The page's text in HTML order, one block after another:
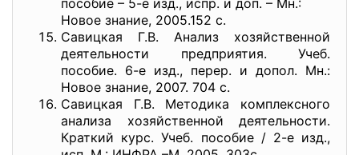
пособие – 5-е изд., испр. и доп. – Мн.:
Новое знание, 2005.152 с.
Савицкая Г.В. Анализ хозяйственной
деятельности предприятия. Учеб.
пособие. 6-е изд., перер. и допол. Мн.:
Новое знание, 2007. 704 с.
Савицкая Г.В. Методика комплексного
анализа хозяйственной деятельности.
Краткий курс. Учеб. пособие / 2-е изд.,